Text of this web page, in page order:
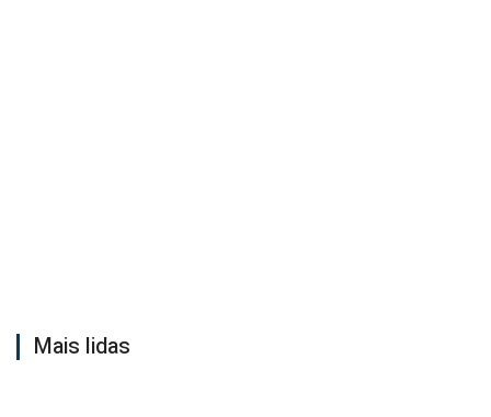
Mais lidas